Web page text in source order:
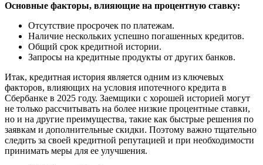
Основные факторы, влияющие на процентную ставку:
Отсутствие просрочек по платежам.
Наличие нескольких успешно погашенных кредитов.
Общий срок кредитной истории.
Запросы на кредитные продукты от других банков.
Итак, кредитная история является одним из ключевых
факторов, влияющих на условия ипотечного кредита в
Сбербанке в 2025 году. Заемщики с хорошей историей могут
не только рассчитывать на более низкие процентные ставки,
но и на другие преимущества, такие как быстрые решения по
заявкам и дополнительные скидки. Поэтому важно тщательно
следить за своей кредитной репутацией и при необходимости
принимать меры для ее улучшения.